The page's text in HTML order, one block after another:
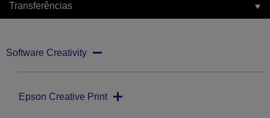
Transferências
Software Creativity
Epson Creative Print